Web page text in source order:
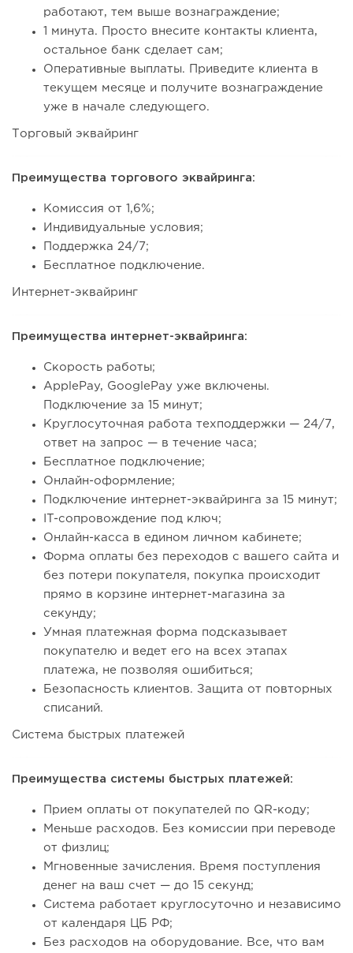
работают, тем выше вознаграждение;
1 минута. Просто внесите контакты клиента,
остальное банк сделает сам;
Оперативные выплаты. Приведите клиента в
текущем месяце и получите вознаграждение
уже в начале следующего.
Торговый эквайринг
Преимущества торгового эквайринга:
Комиссия от 1,6%;
Индивидуальные условия;
Поддержка 24/7;
Бесплатное подключение.
Интернет-эквайринг
Преимущества интернет-эквайринга:
Скорость работы;
ApplePay, GooglePay уже включены.
Подключение за 15 минут;
Круглосуточная работа техподдержки — 24/7,
ответ на запрос — в течение часа;
Бесплатное подключение;
Онлайн-оформление;
Подключение интернет-эквайринга за 15 минут;
IT-сопровождение под ключ;
Онлайн-касса в едином личном кабинете;
Форма оплаты без переходов с вашего сайта и
без потери покупателя, покупка происходит
прямо в корзине интернет-магазина за
секунду;
Умная платежная форма подсказывает
покупателю и ведет его на всех этапах
платежа, не позволяя ошибиться;
Безопасность клиентов. Защита от повторных
списаний.
Система быстрых платежей
Преимущества системы быстрых платежей:
Прием оплаты от покупателей по QR-коду;
Меньше расходов. Без комиссии при переводе
от физлиц;
Мгновенные зачисления. Время поступления
денег на ваш счет — до 15 секунд;
Система работает круглосуточно и независимо
от календаря ЦБ РФ;
Без расходов на оборудование. Все, что вам